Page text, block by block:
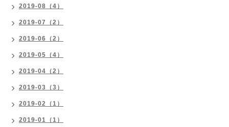
2019-08（4）
2019-07（2）
2019-06（2）
2019-05（4）
2019-04（2）
2019-03（3）
2019-02（1）
2019-01（1）